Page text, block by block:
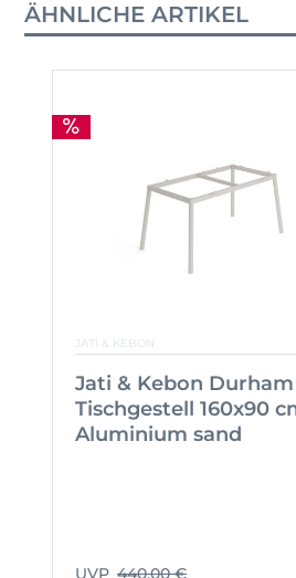
ÄHNLICHE ARTIKEL
JATI & KEBON
Jati & Kebon Durham
Tischgestell 160x90
Aluminium sand
UVP 440,00 €